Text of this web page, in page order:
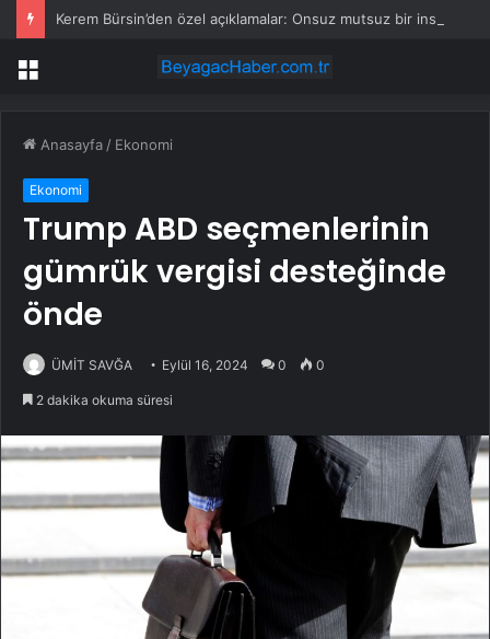
Menü
Anasayfa / Ekonomi
Ekonomi
Trump ABD seçmenlerinin
gümrük vergisi desteğinde
önde
ÜMİT SAVĞA Eylül 16, 2024 0 0
2 dakika okuma süresi